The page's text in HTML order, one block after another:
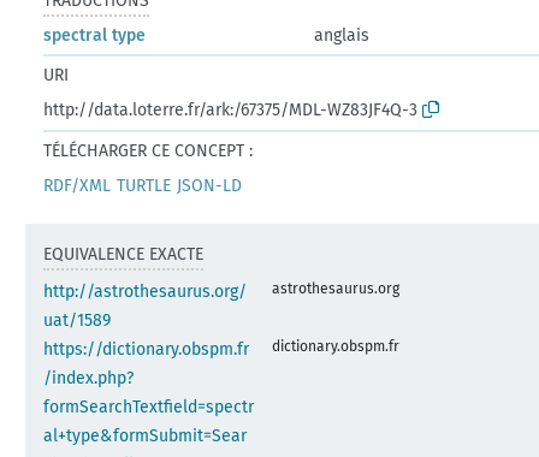
spectral type
anglais
URI
http://data.loterre.fr/ark:/67375/MDL-WZ83JF4Q-3
TÉLÉCHARGER CE CONCEPT :
RDF/XML TURTLE JSON-LD
EQUIVALENCE EXACTE
http://astrothesaurus.org/
uat/1589
astrothesaurus.org
https://dictionary.obspm.fr
/index.php?
formSearchTextfield=spectr
al+type&formSubmit=Sear
dictionary.obspm.fr